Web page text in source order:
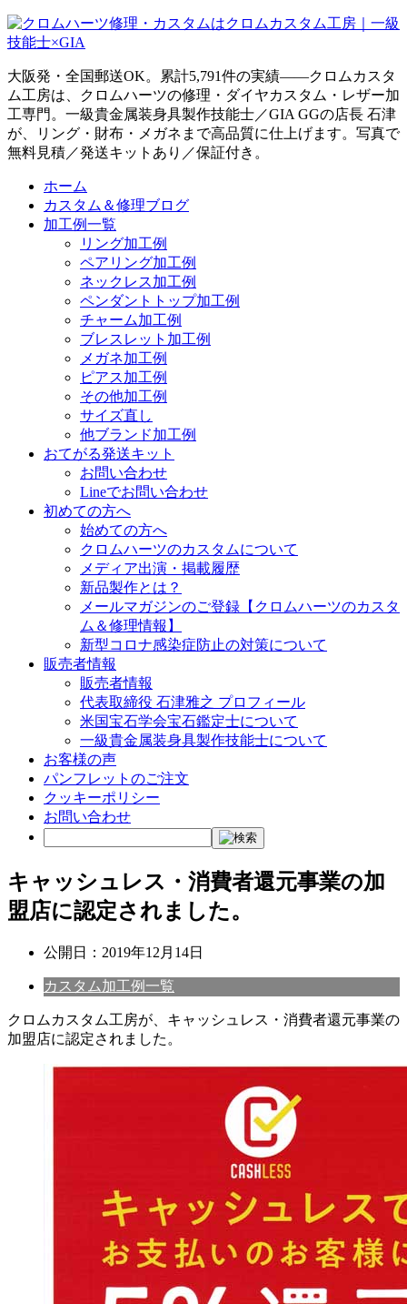
大阪発・全国郵送OK。累計5,791件の実績——クロムカスタ
ム工房は、クロムハーツの修理・ダイヤカスタム・レザー加
工専門。一級貴金属装身具製作技能士／GIA GGの店長 石津
が、リング・財布・メガネまで高品質に仕上げます。写真で
無料見積／発送キットあり／保証付き。
ホーム
カスタム＆修理ブログ
加工例一覧
リング加工例
ペアリング加工例
ネックレス加工例
ペンダントトップ加工例
チャーム加工例
ブレスレット加工例
メガネ加工例
ピアス加工例
その他加工例
サイズ直し
他ブランド加工例
おてがる発送キット
お問い合わせ
Lineでお問い合わせ
初めての方へ
始めての方へ
クロムハーツのカスタムについて
メディア出演・掲載履歴
新品製作とは？
メールマガジンのご登録【クロムハーツのカスタ
ム＆修理情報】
新型コロナ感染症防止の対策について
販売者情報
販売者情報
代表取締役 石津雅之 プロフィール
米国宝石学会宝石鑑定士について
一級貴金属装身具製作技能士について
お客様の声
パンフレットのご注文
クッキーポリシー
お問い合わせ
キャッシュレス・消費者還元事業の加
盟店に認定されました。
公開日： 2019年12月14日
カスタム加工例一覧
クロムカスタム工房が、キャッシュレス・消費者還元事業の
加盟店に認定されました。